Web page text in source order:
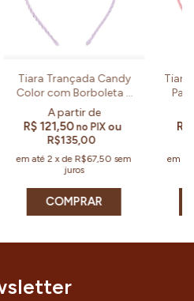
Tiara Trançada Candy
Color com Borboleta 3
em 1 (Un)
R$ 121,50 no PIXou
R$135,00
em até2 xdeR$67,50 sem
juros
COMPRAR
Tiara
em